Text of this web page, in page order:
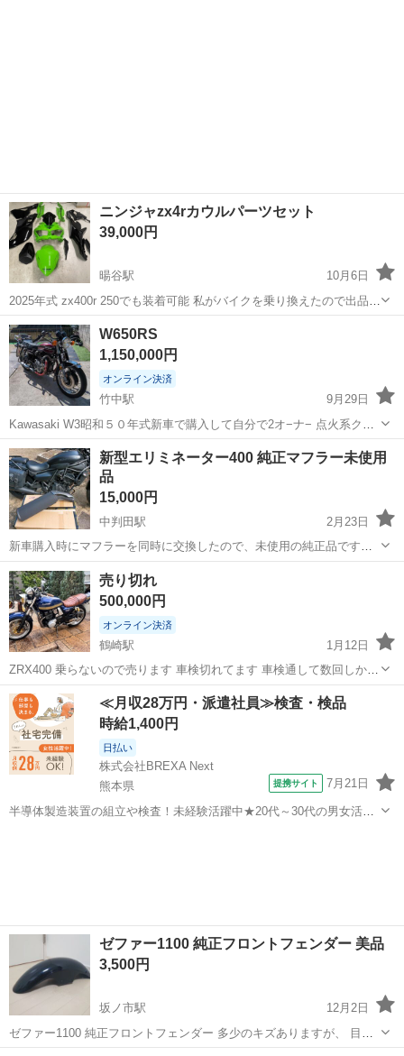
ニンジャzx4rカウルパーツセット
39,000円
暘谷駅
10月6日
2025年式 zx400r 250でも装着可能 私がバイクを乗り換えたので出品い
たします❗️ 左サイドカウルのみありません。 シートカウルとスクリー
ンのみ社外です シートカウルは新品です 写真には写っていませんが
インナ...
大分 速見郡
W650RS
1,150,000円
オンライン決済
竹中駅
9月29日
Kawasaki W3昭和５０年式新車で購入して自分で2オ−ナ− 点火系クラ
ッチ板整備済 キック1.2回で始動します 残念ながらマフラーW1用が付
いてますが 当時ナンバープレートだけでも価値が全然違います
大分 大分市 竹中駅 カワサキ Kawasaki
新型エリミネーター400 純正マフラー未使用
品
15,000円
中判田駅
2月23日
新車購入時にマフラーを同時に交換したので、未使用の純正品です。
配送不可のため、現物確認の上、納得して購入していただける方のみ
の対応です。
大分 大分市 中判田駅
売り切れ
500,000円
オンライン決済
鶴崎駅
1月12日
ZRX400 乗らないので売ります 車検切れてます 車検通して数回しか乗
ってないのでこのまま通ると思います ※5ヶ月ほど乗ってなくバッテ
リー上がってます ※キャブレターOH必要かも ※最後乗った時はセル
一発走る曲がる問題無し...
大分 大分市 鶴崎駅 カワサキ ZRX
≪月収28万円・派遣社員≫検査・検品
時給1,400円
日払い
株式会社BREXA Next
熊本県
提携サイト 7月21日
半導体製造装置の組立や検査！未経験活躍中★20代～30代の男女活躍
ゼファー1100 純正フロントフェンダー 美品
3,500円
坂ノ市駅
12月2日
ゼファー1100 純正フロントフェンダー 多少のキズありますが、 目立
つような キズもなく キレイです！ 色は ブラックに 少しブルーパール